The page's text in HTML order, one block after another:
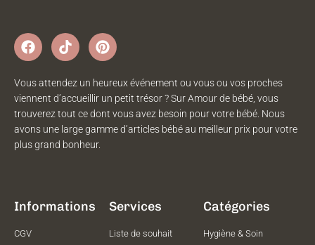
Vous attendez un heureux événement ou vous ou vos proches
viennent d’accueillir un petit trésor ? Sur Amour de bébé, vous
trouverez tout ce dont vous avez besoin pour votre bébé. Nous
avons une large gamme d’articles bébé au meilleur prix pour votre
plus grand bonheur.
Informations
CGV
Services
Liste de souhait
Catégories
Hygiène & Soin